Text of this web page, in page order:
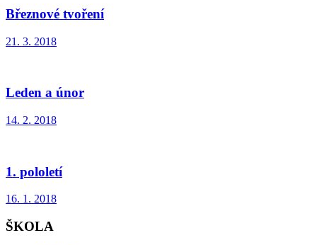
Březnové tvoření
21. 3. 2018
Leden a únor
14. 2. 2018
1. pololetí
16. 1. 2018
ŠKOLA